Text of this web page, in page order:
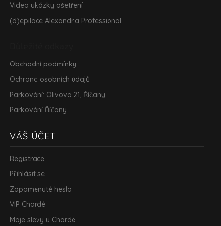
Video ukázky ošetření
(d)epilace Alexandria Professional
Obchodní podmínky
Ochrana osobních údajů
Parkování: Olivova 21, Říčany
Parkování Říčany
VÁŠ ÚČET
Registrace
Přihlásit se
Zapomenuté heslo
VIP Chardé
Moje slevy u Chardé